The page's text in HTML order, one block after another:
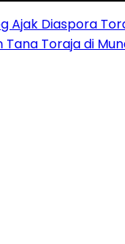
Ajak Diaspora
Toraja di